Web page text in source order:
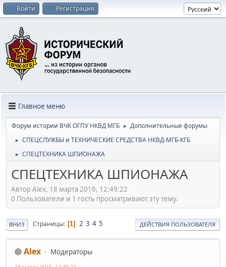
Войти Регистрация
Главное меню
Форум истории ВЧК ОГПУ НКВД МГБ ► Дополнительные форумы
► СПЕЦСЛУЖБЫ и ТЕХНИЧЕСКИЕ СРЕДСТВА НКВД-МГБ-КГБ
► СПЕЦТЕХНИКА ШПИОНАЖА
СПЕЦТЕХНИКА ШПИОНАЖА
Автор Alex, 18 марта 2016, 12:49:22
0 Пользователи и 1 гость просматривают эту тему.
ВНИЗ Страницы 1 2 3 4 5 ДЕЙСТВИЯ ПОЛЬЗОВАТЕЛЯ
Alex Модераторы